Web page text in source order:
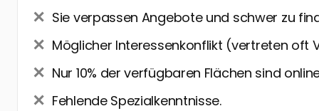
Sie verpassen Angebote und schwer zu
Möglicher Interessenkonflikt (vertreten oft
Nur 10% der verfügbaren Flächen sind
Fehlende Spezialkenntnisse.